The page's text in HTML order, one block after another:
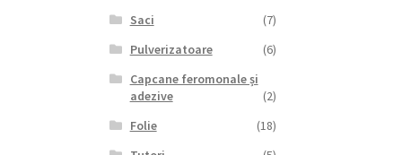
Saci
(7)
Pulverizatoare
(6)
Capcane feromonale și
adezive
(2)
Folie
(18)